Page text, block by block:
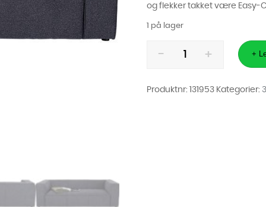
og flekker takket være Easy-
1 på lager
Cubetto
Grå
220cm
+
Produktnr: 131953 Kategorier: